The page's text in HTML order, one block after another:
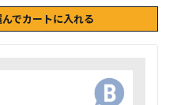
でカートに入れる